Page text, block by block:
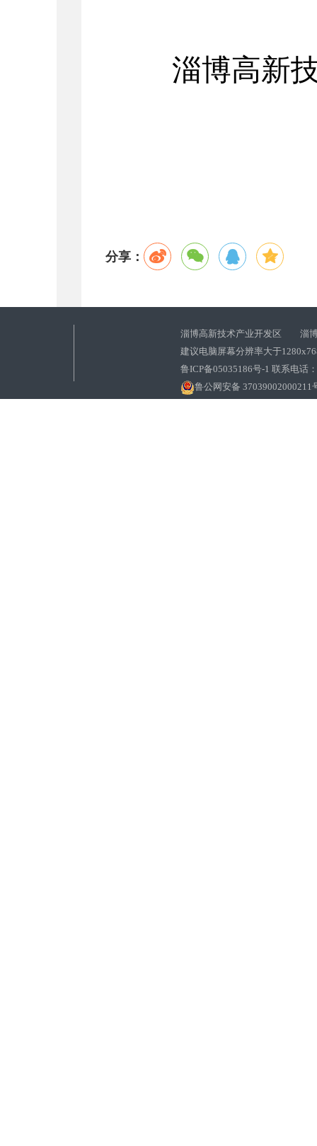
淄博高新
分享：
淄博高新技术产业开发区 淄博
建议电脑屏幕分辨率大于
鲁ICP备05035186号-1 联系电话
鲁公网安备 37039002000211